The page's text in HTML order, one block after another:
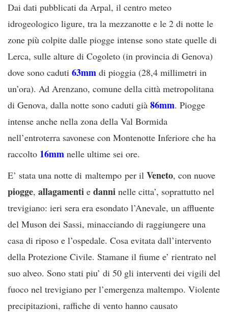
Dai dati pubblicati da Arpal, il centro meteo
idrogeologico ligure, tra la mezzanotte e le 2 di notte le
zone più colpite dalle piogge intense sono state quelle di
Lerca, sulle alture di Cogoleto (in provincia di Genova)
dove sono caduti 63mm di pioggia (28,4 millimetri in
un’ora). Ad Arenzano, comune della città metropolitana
di Genova, dalla notte sono caduti già 86mm. Piogge
intense anche nella zona della Val Bormida
nell’entroterra savonese con Montenotte Inferiore che ha
raccolto 16mm nelle ultime sei ore.
E’ stata una notte di maltempo per il Veneto, con nuove
piogge, allagamenti e danni nelle citta’, soprattutto nel
trevigiano: ieri sera era esondato l’Anevale, un affluente
del Muson dei Sassi, minacciando di raggiungere una
casa di riposo e l’ospedale. Cosa evitata dall’intervento
della Protezione Civile. Stamane il fiume e’ rientrato nel
suo alveo. Sono stati piu’ di 50 gli interventi dei vigili del
fuoco nel trevigiano per l’emergenza maltempo. Violente
precipitazioni, raffiche di vento hanno causato